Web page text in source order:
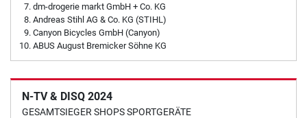
dm-drogerie markt GmbH + Co. KG
Andreas Stihl AG & Co. KG (STIHL)
Canyon Bicycles GmbH (Canyon)
ABUS August Bremicker Söhne KG
N-TV & DISQ 2024
GESAMTSIEGER SHOPS SPORTGERÄTE